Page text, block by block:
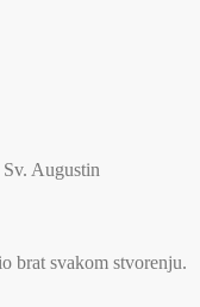
Augustin
brat svakom stvorenju.